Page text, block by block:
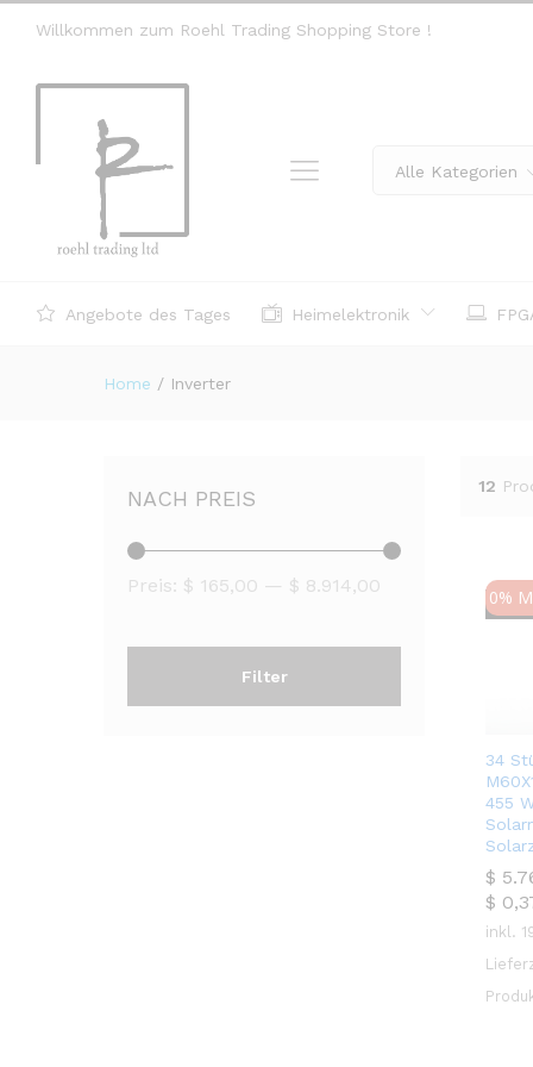
Willkommen zum Roehl Trading Shopping Store !
Alle Kategorien
Angebote des Tages Heimelektronik
Home / Inverter
12
0%
34
455
$
$
$
inkl.
NACH PREIS
Filter
Preis: $ 165,00 — $ 8.914,00